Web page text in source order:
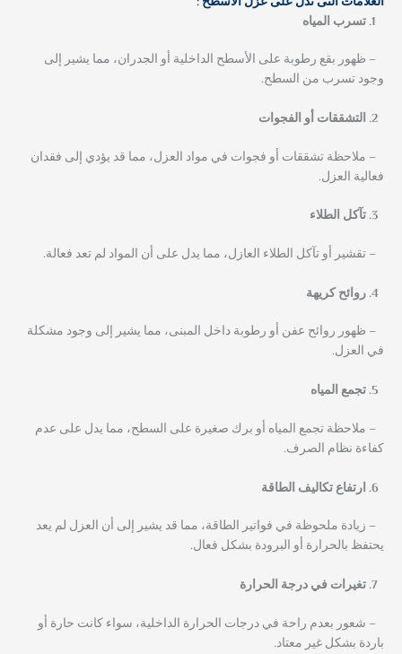
تسرب المياه
– ظهور بقع رطوبة على الأسطح الداخلية أو الجدران، مما يشير إلى
وجود تسرب من السطح.
التشققات أو الفجوات
– ملاحظة تشققات أو فجوات في مواد العزل، مما قد يؤدي إلى فقدان
فعالية العزل.
تآكل الطلاء
– تقشير أو تآكل الطلاء العازل، مما يدل على أن المواد لم تعد فعالة.
روائح كريهة
– ظهور روائح عفن أو رطوبة داخل المبنى، مما يشير إلى وجود مشكلة
في العزل.
تجمع المياه
– ملاحظة تجمع المياه أو برك صغيرة على السطح، مما يدل على عدم
كفاءة نظام الصرف.
ارتفاع تكاليف الطاقة
– زيادة ملحوظة في فواتير الطاقة، مما قد يشير إلى أن العزل لم يعد
يحتفظ بالحرارة أو البرودة بشكل فعال.
تغيرات في درجة الحرارة
– شعور بعدم راحة في درجات الحرارة الداخلية، سواء كانت حارة أو
باردة بشكل غير معتاد.